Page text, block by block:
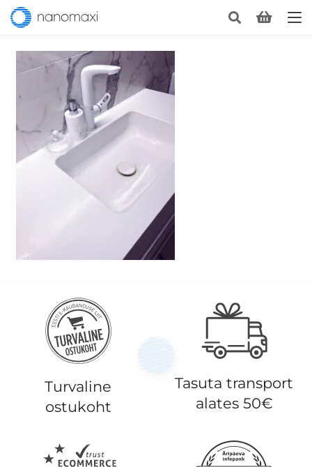
Turvaline
ostukoht
Tasuta transport
alates 50€